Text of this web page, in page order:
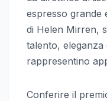
espresso grande
di Helen Mirren,
talento,
rappresentino
Conferire il